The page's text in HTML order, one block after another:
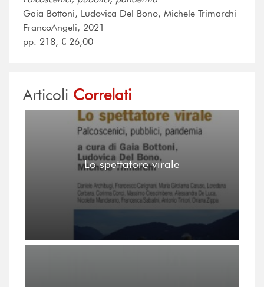
Gaia Bottoni, Ludovica Del Bono, Michele Trimarchi
FrancoAngeli, 2021
pp. 218, € 26,00
Articoli Correlati
Lo spettatore virale